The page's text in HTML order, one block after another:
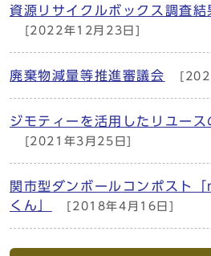
資源リサイクルボックス調査結
[2022年12月23日]
廃棄物減量等推進審議会
ジモティーを活用したリユース
[2021年3月25日]
関市型ダンボールコンポスト
くん」
[2018年4月16日]